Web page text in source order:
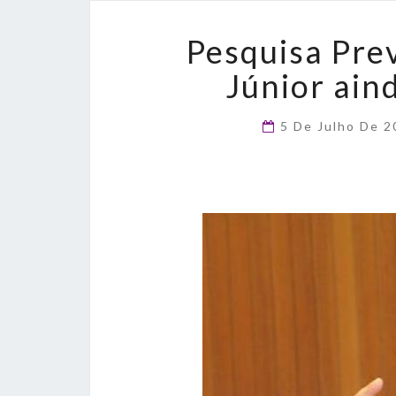
Pesquisa
Júnior
5 De Julho De